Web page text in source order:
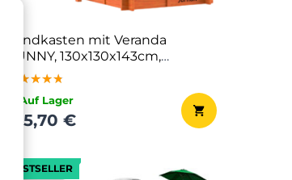
Sandkasten mit Veranda
SUNNY, 130x130x143cm,
braun/grau
★★★★★
★★★★★
★★★★★
✔ Auf Lager
135,70 €
BESTSELLER